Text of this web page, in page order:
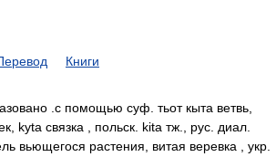
Книги
.с помощью суф. тьот кыта ветвь,
kyta связка , польск. kita тж., рус. диал.
вьющегося растения, витая веревка , укр.